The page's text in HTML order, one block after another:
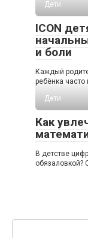
Дети
ICON
и боли
Каждый
ребёнка
Дети
Как
В детстве
обязаловкой?